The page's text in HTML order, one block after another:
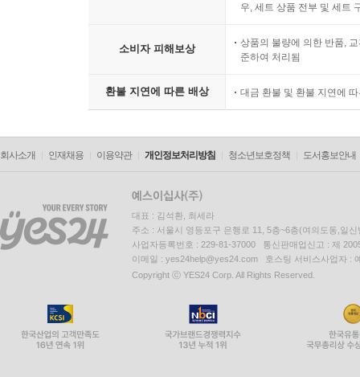
우, 세트 상품 전부 및 세트
소비자 피해보상
상품의 불량에 의한 반품,
준하여 처리됨
환불 지연에 따른 배상 대금 환불 및 환불 지연에
회사소개 인재채용 이용약관 개인정보처리방침 청소년보호정책 도서홍보안내
대표 : 김석환, 최세라
주소 : 서울시 영등포구 은행로 11, 5층~6층(여의도동,일신
사업자등록번호 : 229-81-37000 통신판매업신고 : 제
이메일 : yes24help@yes24.com 호스팅 서비스사업자 :
Copyright ⓒ YES24 Corp. All Rights Reserved.